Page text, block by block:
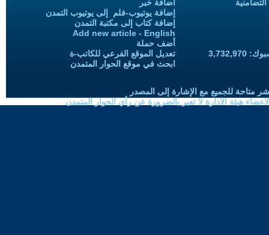
اضافة خبر
إضافة يوتيوب-فلم إلى يوتيوب التمدن
إضافة كتاب إلى مكتبة التمدن
Add new article - English
أضف حملة
تعديل الموقع الفرعي للكاتب-ة
ابحث في موقع الحوار المتمدن
متاحة للجميع مع الإشارة إلى المصدر
هيئة الادارة لا تعبر بالضرورة عن رأي الحوار المتمدن